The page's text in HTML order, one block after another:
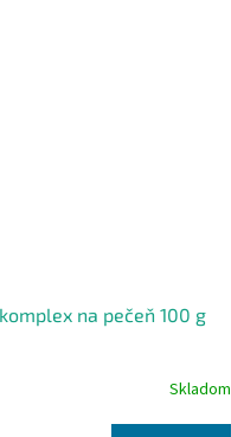
na pečeň 100 g
Skladom